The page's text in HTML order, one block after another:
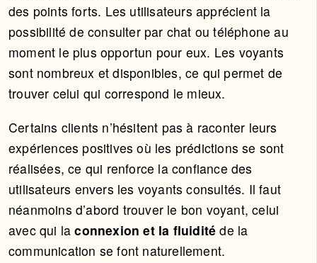
des points forts. Les utilisateurs apprécient la
possibilité de consulter par chat ou téléphone au
moment le plus opportun pour eux. Les voyants
sont nombreux et disponibles, ce qui permet de
trouver celui qui correspond le mieux.
Certains clients n’hésitent pas à raconter leurs
expériences positives où les prédictions se sont
réalisées, ce qui renforce la confiance des
utilisateurs envers les voyants consultés. Il faut
néanmoins d’abord trouver le bon voyant, celui
avec qui laconnexion et la fluidité de la
communication se font naturellement.